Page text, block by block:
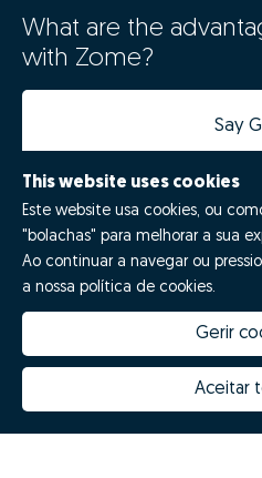
What are the
with Zome?
Say
How much is my house worth
Why choose Zome
This website uses cookies
Este website usa cookies, ou
"bolachas" para melhorar a sua
Ao continuar a navegar ou
a nossa política de cookies.
Gerir
Aceitar